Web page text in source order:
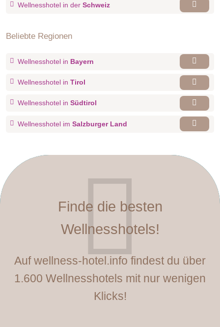
Wellnesshotel in der Schweiz
Beliebte Regionen
Wellnesshotel in Bayern
Wellnesshotel in Tirol
Wellnesshotel in Südtirol
Wellnesshotel im Salzburger Land
Finde die besten
Wellnesshotels!
Auf wellness-hotel.info findest du über
1.600 Wellnesshotels mit nur wenigen
Klicks!